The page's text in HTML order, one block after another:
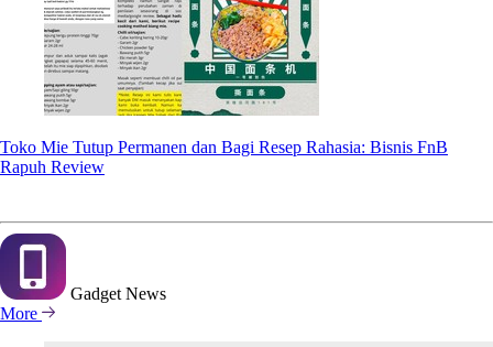
Toko Mie Tutup Permanen dan Bagi Resep Rahasia: Bisnis FnB
Rapuh Review
Gadget News
More